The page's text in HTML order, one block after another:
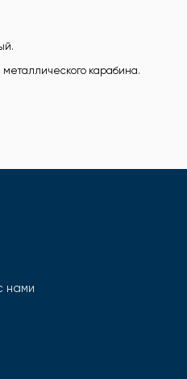
карабина.
нами